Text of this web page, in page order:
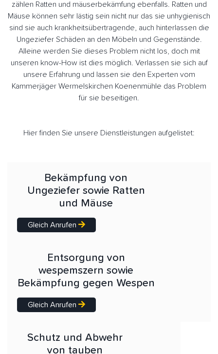
zählen Ratten und mäuserbekämfung ebenfalls. Ratten und
Mäuse können sehr lästig sein nicht nur das sie unhygienisch
sind sie auch krankheitsübertragende, auch hinterlassen die
Ungeziefer Schäden an den Möbeln und Gegenstände.
Alleine werden Sie dieses Problem nicht los, doch mit
unseren know-How ist dies möglich. Verlassen sie sich auf
unsere Erfahrung und lassen sie den Experten vom
Kammerjäger Wermelskirchen Koenenmühle das Problem
für sie beseitigen.
Hier finden Sie unsere Dienstleistungen aufgelistet:
Bekämpfung von
Ungeziefer sowie Ratten
und Mäuse
Gleich Anrufen
Entsorgung von
wespemszern sowie
Bekämpfung gegen Wespen
Gleich Anrufen
Schutz und Abwehr
von tauben